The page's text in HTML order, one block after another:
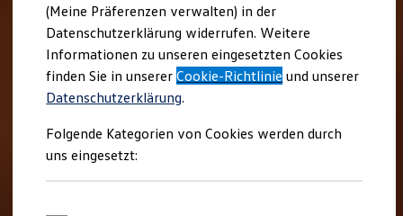
Aktuelle Angebote
E-Auto-Förderung
Volkswagen Marktplatz
Die ENERGY Sondermodelle
Junge Gebrauchtwagen und Gebrauchtwagen
Volkswagen Zertifizierte Gebrauchtwagen
Elektromobilität bei Gebrauchtwagen
Saisonangebote
Reifenpakete
Leasing
Leasing-Angebote
(Meine Präferenzen verwalten) in der
Datenschutzerklärung widerrufen. Weitere
Informationen zu unseren eingesetzten Cookies
finden Sie in unsererCookie-Richtlinie und unserer
Datenschutzerklärung.
Folgende Kategorien von Cookies werden durch
uns eingesetzt: